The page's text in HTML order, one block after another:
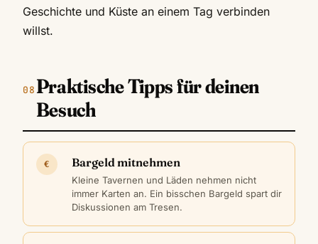
Geschichte und Küste an einem Tag verbinden
willst.
Praktische Tipps für deinen
Besuch
€ Bargeld mitnehmen
Kleine Tavernen und Läden nehmen nicht
immer Karten an. Ein bisschen Bargeld spart dir
Diskussionen am Tresen.